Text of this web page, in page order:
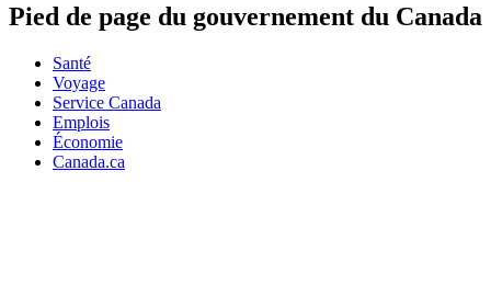
Pied de page du gouvernement du Canada
Santé
Voyage
Service Canada
Emplois
Économie
Canada.ca